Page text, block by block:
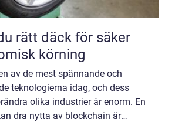
rätt däck för säker
körning
av de mest spännande och
teknologierna idag, och dess
olika industrier är enorm. En
dra nytta av blockchain är